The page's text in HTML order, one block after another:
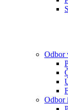
Odbor
Odbor